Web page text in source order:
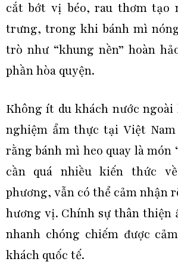
cắt bớt vị béo, rau thơm tạo
trưng, trong khi bánh mì
trò như “khung nền” hoàn
phần hòa quyện.
Không ít du khách nước
nghiệm ẩm thực tại Việt
rằng bánh mì heo quay là món
cần quá nhiều kiến thức
phương, vẫn có thể cảm nhận
hương vị. Chính sự thân thiện
nhanh chóng chiếm được
khách quốc tế.